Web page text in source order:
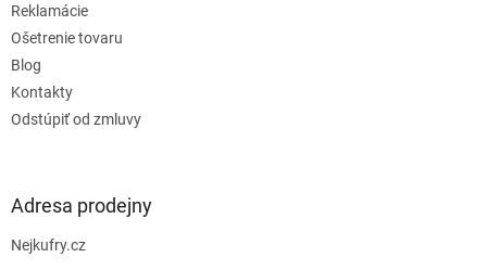
Reklamácie
Ošetrenie tovaru
Blog
Kontakty
Odstúpiť od zmluvy
Adresa prodejny
Nejkufry.cz